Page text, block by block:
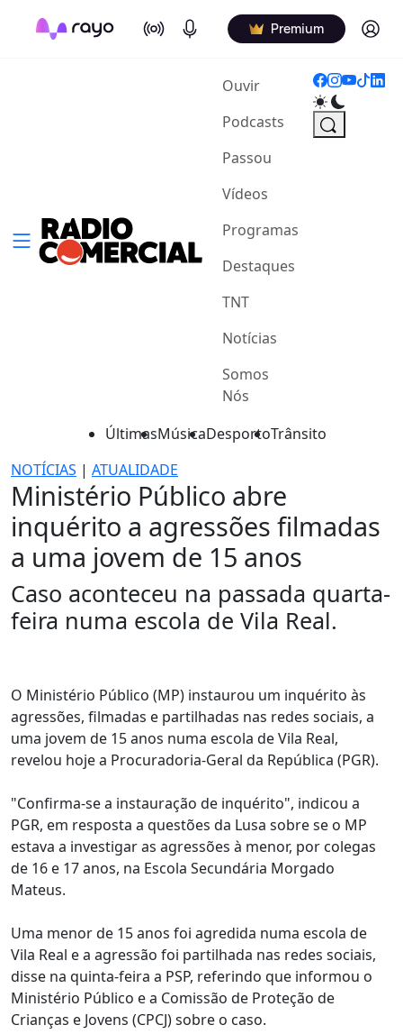
On Air Podcasts Premium Log in
Ouvir(current)
Podcasts
Passou
Vídeos
Programas
Destaques
TNT
Notícias
Somos
Nós
ÚltimasMúsicaDesportoTrânsito
NOTÍCIAS | ATUALIDADE
Ministério Público abre
inquérito a agressões filmadas
a uma jovem de 15 anos
Caso aconteceu na passada quarta-
feira numa escola de Vila Real.
O Ministério Público (MP) instaurou um inquérito às
agressões, filmadas e partilhadas nas redes sociais, a
uma jovem de 15 anos numa escola de Vila Real,
revelou hoje a Procuradoria-Geral da República (PGR).
"Confirma-se a instauração de inquérito", indicou a
PGR, em resposta a questões da Lusa sobre se o MP
estava a investigar as agressões à menor, por colegas
de 16 e 17 anos, na Escola Secundária Morgado
Mateus.
Uma menor de 15 anos foi agredida numa escola de
Vila Real e a agressão foi partilhada nas redes sociais,
disse na quinta-feira a PSP, referindo que informou o
Ministério Público e a Comissão de Proteção de
Crianças e Jovens (CPCJ) sobre o caso.